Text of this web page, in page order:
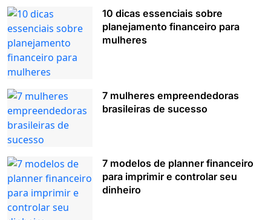
10 dicas essenciais sobre
planejamento financeiro para
mulheres
7 mulheres empreendedoras
brasileiras de sucesso
7 modelos de planner financeiro
para imprimir e controlar seu
dinheiro